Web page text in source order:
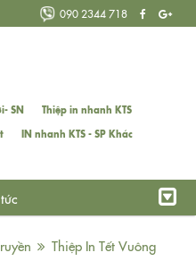
090 2344 718
SN
Thiệp in nhanh KTS
IN nhanh KTS - SP Khác
Thiệp In Tết Vuông